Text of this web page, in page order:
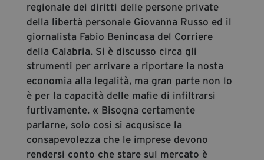
regionale dei diritti delle persone private
della libertà personale Giovanna Russo ed il
giornalista Fabio Benincasa del Corriere
della Calabria. Si è discusso circa gli
strumenti per arrivare a riportare la nosta
economia alla legalità, ma gran parte non lo
è per la capacità delle mafie di infiltrarsi
furtivamente. « Bisogna certamente
parlarne, solo cosi si acqusisce la
consapevolezza che le imprese devono
rendersi conto che stare sul mercato è